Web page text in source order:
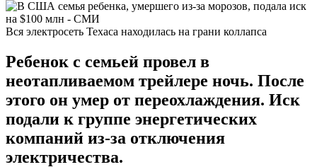
Вся электросеть Техаса находилась на грани коллапса
Ребенок с семьей провел в
неотапливаемом трейлере ночь. После
этого он умер от переохлаждения. Иск
подали к группе энергетических
компаний из-за отключения
электричества.